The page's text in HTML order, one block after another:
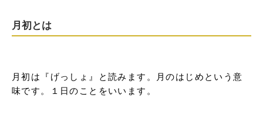
月初とは
月初は『げっしょ』と読みます。月のはじめという意
味です。１日のことをいいます。